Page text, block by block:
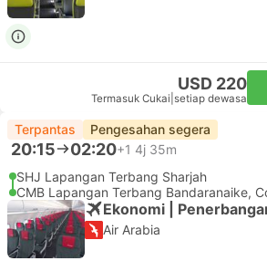
USD 220
Termasuk Cukai setiap dewasa
Terpantas Pengesahan segera
20:15 02:20+1 4j 35m
SHJ Lapangan Terbang Sharjah
Ekonomi |
Air Arabia